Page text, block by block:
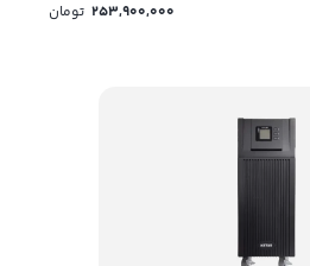
253,900,000 تومان